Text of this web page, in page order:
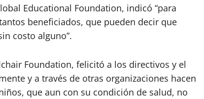
Educational Foundation, indicó “para
beneficiados, que pueden decir que
costo alguno”.
Foundation, felicitó a los directivos y el
y a través de otras organizaciones hacen
que aun con su condición de salud, no